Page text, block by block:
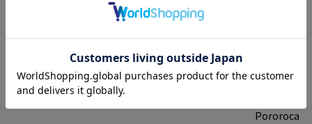
ADD TO CART
商品詳細を見る
Pororoca